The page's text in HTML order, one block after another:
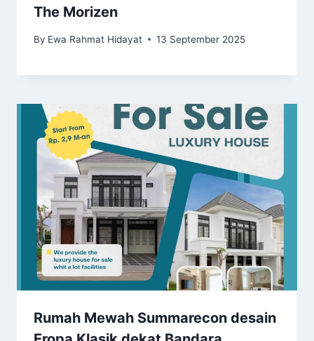
The Morizen
By Ewa Rahmat Hidayat 13 September 2025
Rumah Mewah Summarecon desain